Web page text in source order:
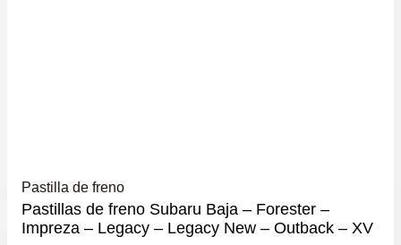
Pastilla de freno
Pastillas de freno Subaru Baja – Forester –
Impreza – Legacy – Legacy New – Outback – XV